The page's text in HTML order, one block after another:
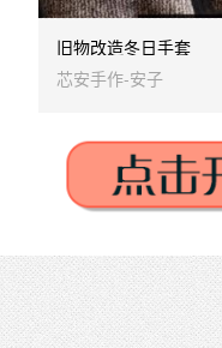
旧物改造冬日手套
芯安手作-安子